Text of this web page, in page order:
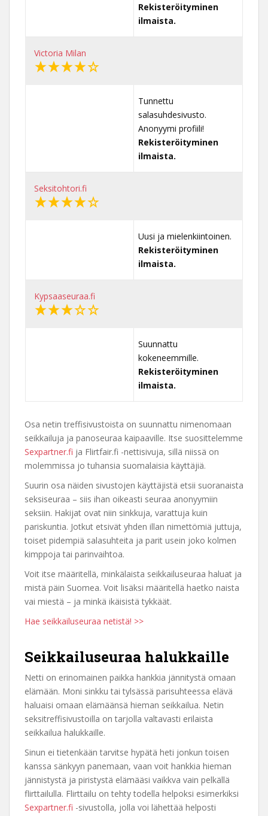
Rekisteröityminen
ilmaista.
Victoria Milan
Tunnettu
salasuhdesivusto.
Anonyymi profiili!
Rekisteröityminen
ilmaista.
Seksitohtori.fi
Uusi ja mielenkiintoinen.
Rekisteröityminen
ilmaista.
Kypsaaseuraa.fi
Suunnattu
kokeneemmille.
Rekisteröityminen
ilmaista.
Osa netin treffisivustoista on suunnattu nimenomaan
seikkailuja ja panoseuraa kaipaaville. Itse suosittelemme
Sexpartner.fi ja Flirtfair.fi -nettisivuja, sillä niissä on
molemmissa jo tuhansia suomalaisia käyttäjiä.
Suurin osa näiden sivustojen käyttäjistä etsii suoranaista
seksiseuraa – siis ihan oikeasti seuraa anonyymiin
seksiin. Hakijat ovat niin sinkkuja, varattuja kuin
pariskuntia. Jotkut etsivät yhden illan nimettömiä juttuja,
toiset pidempiä salasuhteita ja parit usein joko kolmen
kimppoja tai parinvaihtoa.
Voit itse määritellä, minkälaista seikkailuseuraa haluat ja
mistä päin Suomea. Voit lisäksi määritellä haetko naista
vai miestä – ja minkä ikäisistä tykkäät.
Hae seikkailuseuraa netistä! >>
Seikkailuseuraa halukkaille
Netti on erinomainen paikka hankkia jännitystä omaan
elämään. Moni sinkku tai tylsässä parisuhteessa elävä
haluaisi omaan elämäänsä hieman seikkailua. Netin
seksitreffisivustoilla on tarjolla valtavasti erilaista
seikkailua halukkaille.
Sinun ei tietenkään tarvitse hypätä heti jonkun toisen
kanssa sänkyyn panemaan, vaan voit hankkia hieman
jännistystä ja piristystä elämääsi vaikkva vain pelkällä
flirttailulla. Flirttailu on tehty todella helpoksi esimerkiksi
Sexpartner.fi -sivustolla, jolla voi lähettää helposti